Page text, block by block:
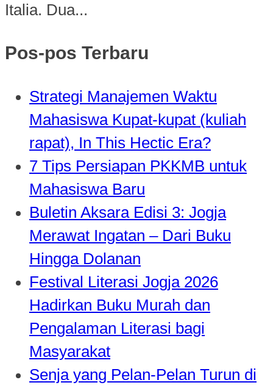
Italia. Dua...
Pos-pos Terbaru
Strategi Manajemen Waktu
Mahasiswa Kupat-kupat (kuliah
rapat), In This Hectic Era?
7 Tips Persiapan PKKMB untuk
Mahasiswa Baru
Buletin Aksara Edisi 3: Jogja
Merawat Ingatan – Dari Buku
Hingga Dolanan
Festival Literasi Jogja 2026
Hadirkan Buku Murah dan
Pengalaman Literasi bagi
Masyarakat
Senja yang Pelan-Pelan Turun di